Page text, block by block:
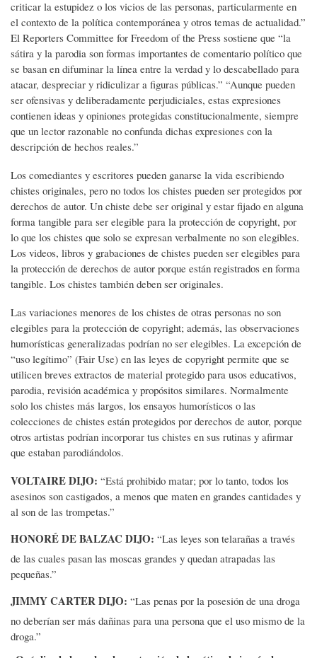
criticar la estupidez o los vicios de las personas, particularmente en
el contexto de la política contemporánea y otros temas de actualidad.”
El Reporters Committee for Freedom of the Press sostiene que “la
sátira y la parodia son formas importantes de comentario político que
se basan en difuminar la línea entre la verdad y lo descabellado para
atacar, despreciar y ridiculizar a figuras públicas.” “Aunque pueden
ser ofensivas y deliberadamente perjudiciales, estas expresiones
contienen ideas y opiniones protegidas constitucionalmente, siempre
que un lector razonable no confunda dichas expresiones con la
descripción de hechos reales.”
Los comediantes y escritores pueden ganarse la vida escribiendo
chistes originales, pero no todos los chistes pueden ser protegidos por
derechos de autor. Un chiste debe ser original y estar fijado en alguna
forma tangible para ser elegible para la protección de copyright, por
lo que los chistes que solo se expresan verbalmente no son elegibles.
Los videos, libros y grabaciones de chistes pueden ser elegibles para
la protección de derechos de autor porque están registrados en forma
tangible. Los chistes también deben ser originales.
Las variaciones menores de los chistes de otras personas no son
elegibles para la protección de copyright; además, las observaciones
humorísticas generalizadas podrían no ser elegibles. La excepción de
“uso legítimo” (Fair Use) en las leyes de copyright permite que se
utilicen breves extractos de material protegido para usos educativos,
parodia, revisión académica y propósitos similares. Normalmente
solo los chistes más largos, los ensayos humorísticos o las
colecciones de chistes están protegidos por derechos de autor, porque
otros artistas podrían incorporar tus chistes en sus rutinas y afirmar
que estaban parodiándolos.
VOLTAIRE DIJO: “Está prohibido matar; por lo tanto, todos los
asesinos son castigados, a menos que maten en grandes cantidades y
al son de las trompetas.”
HONORÉ DE BALZAC DIJO: “Las leyes son telarañas a través
de las cuales pasan las moscas grandes y quedan atrapadas las
pequeñas.”
JIMMY CARTER DIJO: “Las penas por la posesión de una droga
no deberían ser más dañinas para una persona que el uso mismo de la
droga.”